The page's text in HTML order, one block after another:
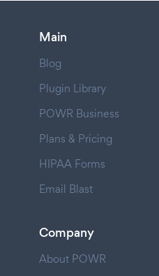
Main
Blog
Plugin Library
POWR Business
Plans & Pricing
HIPAA Forms
Email Blast
Company
About POWR